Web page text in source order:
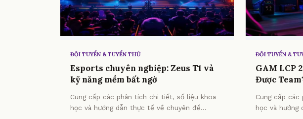
ĐỘI TUYỂN & TUYỂN THỦ
Esports chuyên nghiệp: Zeus T1 và
kỹ năng mềm bất ngờ
Cung cấp các phân tích chi tiết, số liệu khoa
học và hướng dẫn thực tế về chuyên đề
ĐỘI TUYỂN &
GAM LCP
Được
Cung cấp
học và hướng